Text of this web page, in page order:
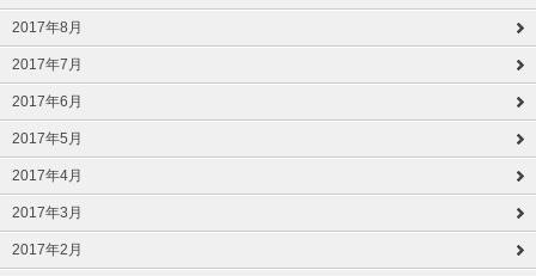
2017年8月
2017年7月
2017年6月
2017年5月
2017年4月
2017年3月
2017年2月